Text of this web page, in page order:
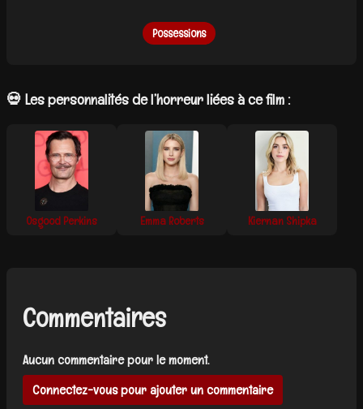
Possessions
💀 Les personnalités de l’horreur liées à ce film :
Osgood Perkins Emma Roberts Kiernan Shipka
Commentaires
Aucun commentaire pour le moment.
Connectez-vous pour ajouter un commentaire